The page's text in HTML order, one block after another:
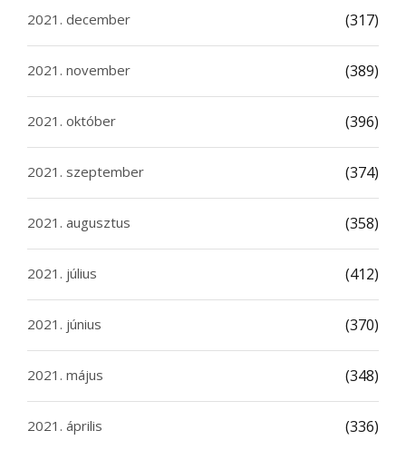
2021. december (317)
2021. november (389)
2021. október (396)
2021. szeptember (374)
2021. augusztus (358)
2021. július (412)
2021. június (370)
2021. május (348)
2021. április (336)